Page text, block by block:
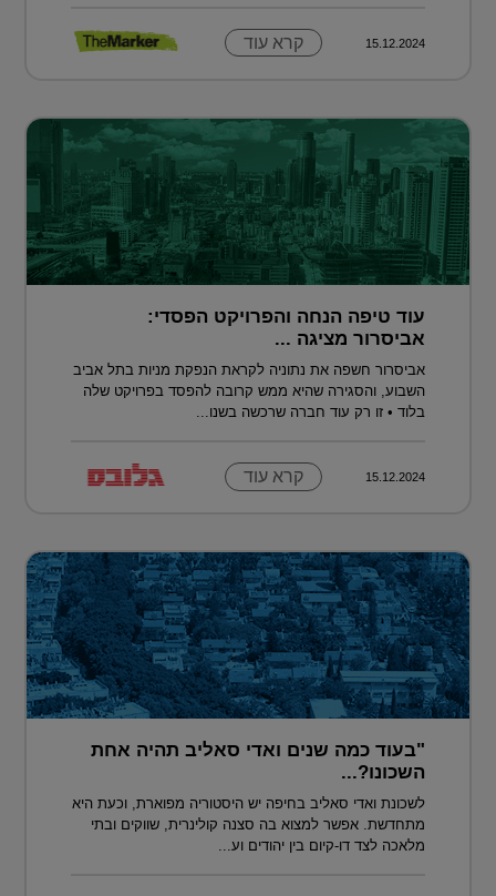
15.12.2024 קרא עוד
עוד טיפה הנחה והפרויקט הפסדי:
אביסרור מציגה ...
אביסרור חשפה את נתוניה לקראת הנפקת מניות בתל אביב
השבוע, והסגירה שהיא ממש קרובה להפסד בפרויקט שלה
בלוד • זו רק עוד חברה שרכשה בשנו...
15.12.2024 קרא עוד
"בעוד כמה שנים ואדי סאליב תהיה אחת
השכונו?...
לשכונת ואדי סאליב בחיפה יש היסטוריה מפוארת, וכעת היא
מתחדשת. אפשר למצוא בה סצנה קולינרית, שווקים ובתי
מלאכה לצד דו-קיום בין יהודים וע...